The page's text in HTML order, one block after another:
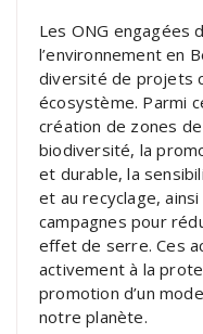
Les ONG engagées
l’environnement en
diversité de projets
écosystème. Parmi
création de zones
biodiversité, la
et durable, la
et au recyclage,
campagnes pour
effet de serre. Ces
activement à la
promotion d’un
notre planète.